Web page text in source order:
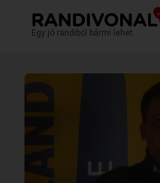
Egy jó randiból bármi lehet.